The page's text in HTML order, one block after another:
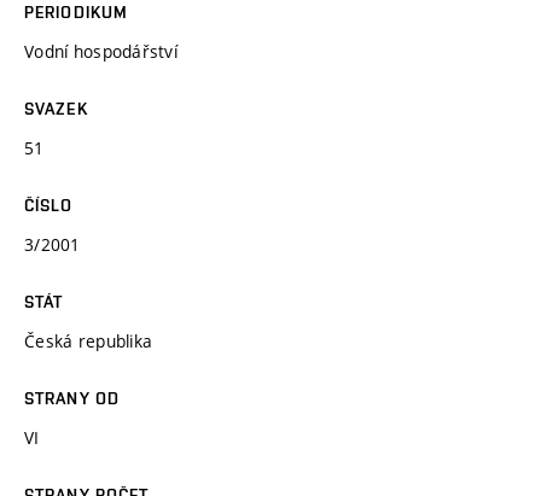
PERIODIKUM
Vodní hospodářství
SVAZEK
51
ČÍSLO
3/2001
STÁT
Česká republika
STRANY OD
VI